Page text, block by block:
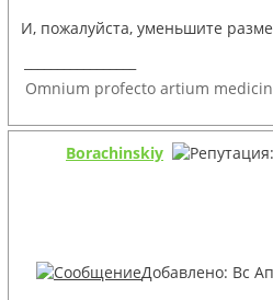
И, пожалуйста, уменьшите
Omnium profecto artium
Borachinskiy
Добавлено: Вс